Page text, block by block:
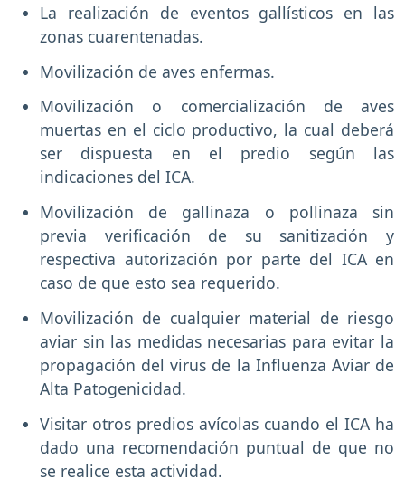
La realización de eventos gallísticos en las
zonas cuarentenadas.
Movilización de aves enfermas.
Movilización o comercialización de aves
muertas en el ciclo productivo, la cual deberá
ser dispuesta en el predio según las
indicaciones del ICA.
Movilización de gallinaza o pollinaza sin
previa verificación de su sanitización y
respectiva autorización por parte del ICA en
caso de que esto sea requerido.
Movilización de cualquier material de riesgo
aviar sin las medidas necesarias para evitar la
propagación del virus de la Influenza Aviar de
Alta Patogenicidad.
Visitar otros predios avícolas cuando el ICA ha
dado una recomendación puntual de que no
se realice esta actividad.